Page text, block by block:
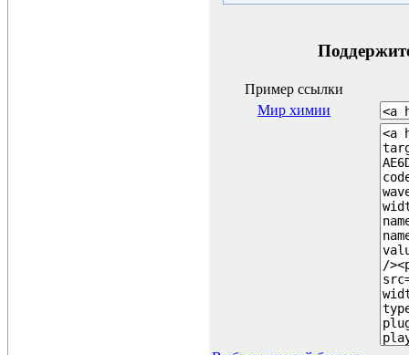
Пример ссылки
Мир химии